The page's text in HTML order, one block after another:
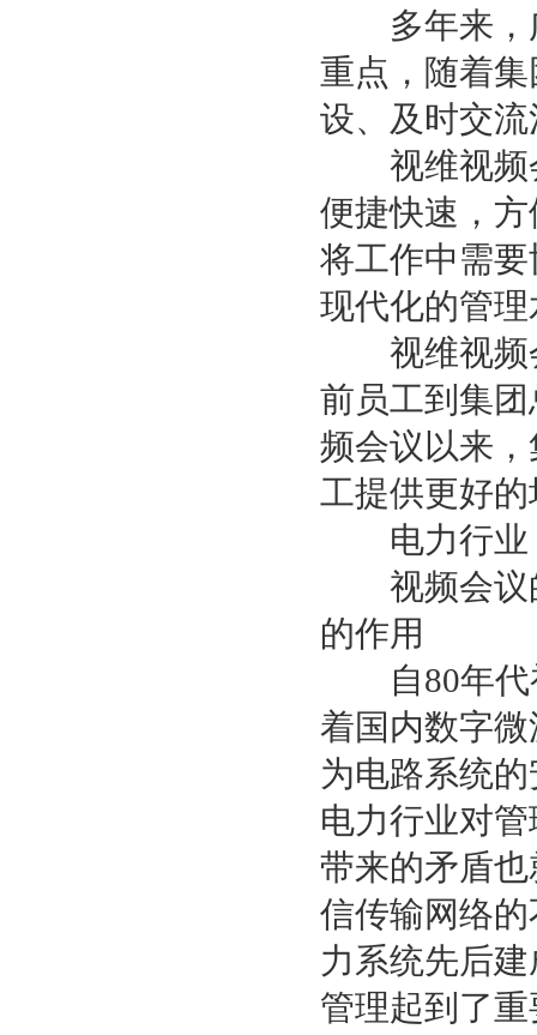
多年来，广
重点，随着
设、及时交
视维视频会
便捷快速，
将工作中需
现代化的管
视维视频会
前员工到集
频会议以来
工提供更好
电力行业
视频会议的
的作用
自80年代初
着国内数字
为电路系统
电力行业对
带来的矛盾
信传输网络
力系统先后
管理起到了